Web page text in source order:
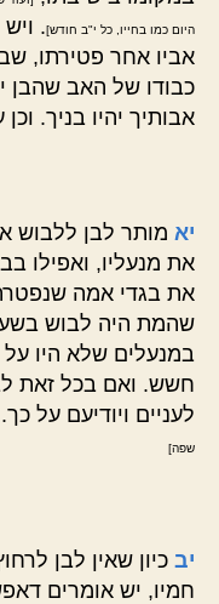
היום כמו בחייו, כל י"ב חודש].
אביו אחר פטירתו,
כבודו של האב שהבן
אבותיך יהיו בניך. וכן
יא מותר לבן ללבוש
את מנעליו, ואפילו
את בגדי אמה
שהמת היה לבוש
במנעלים שלא היו
חשש. ואם בכל זאת
לעניים ויודיעם על כך.
שפה]
יב כיון שאין לבן
חמיו, יש אומרים